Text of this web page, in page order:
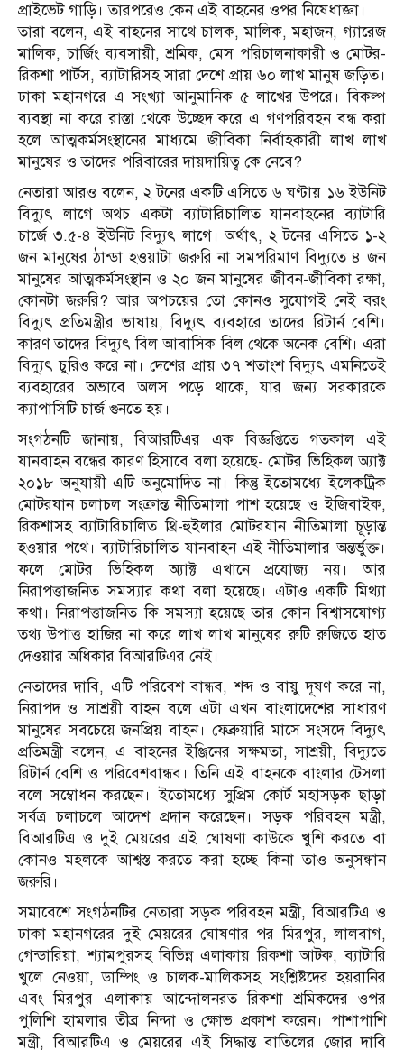
প্রাইভেট গাড়ি। তারপরেও কেন এই বাহনের ওপর নিষেধাজ্ঞা।
তারা বলেন, এই বাহনের সাথে চালক, মালিক, মহাজন, গ্যারেজ
মালিক, চার্জিং ব্যবসায়ী, শ্রমিক, মেস পরিচালনাকারী ও মোটর-
রিকশা পার্টস, ব্যাটারিসহ সারা দেশে প্রায় ৬০ লাখ মানুষ জড়িত।
ঢাকা মহানগরে এ সংখ্যা আনুমানিক ৫ লাখের উপরে। বিকল্প
ব্যবস্থা না করে রাস্তা থেকে উচ্ছেদ করে এ গণপরিবহন বন্ধ করা
হলে আত্মকর্মসংস্থানের মাধ্যমে জীবিকা নির্বাহকারী লাখ লাখ
মানুষের ও তাদের পরিবারের দায়দায়িত্ব কে নেবে?
নেতারা আরও বলেন, ২ টনের একটি এসিতে ৬ ঘণ্টায় ১৬ ইউনিট
বিদ্যুৎ লাগে অথচ একটা ব্যাটারিচালিত যানবাহনের ব্যাটারি
চার্জে ৩.৫-৪ ইউনিট বিদ্যুৎ লাগে। অর্থাৎ, ২ টনের এসিতে ১-২
জন মানুষের ঠান্ডা হওয়াটা জরুরি না সমপরিমাণ বিদ্যুতে ৪ জন
মানুষের আত্মকর্মসংস্থান ও ২০ জন মানুষের জীবন-জীবিকা রক্ষা,
কোনটা জরুরি? আর অপচয়ের তো কোনও সুযোগই নেই বরং
বিদ্যুৎ প্রতিমন্ত্রীর ভাষায়, বিদ্যুৎ ব্যবহারে তাদের রিটার্ন বেশি।
কারণ তাদের বিদ্যুৎ বিল আবাসিক বিল থেকে অনেক বেশি। এরা
বিদ্যুৎ চুরিও করে না। দেশের প্রায় ৩৭ শতাংশ বিদ্যুৎ এমনিতেই
ব্যবহারের অভাবে অলস পড়ে থাকে, যার জন্য সরকারকে
ক্যাপাসিটি চার্জ গুনতে হয়।
সংগঠনটি জানায়, বিআরটিএর এক বিজ্ঞপ্তিতে গতকাল এই
যানবাহন বন্ধের কারণ হিসাবে বলা হয়েছে- মোটর ভিহিকল অ্যাক্ট
২০১৮ অনুযায়ী এটি অনুমোদিত না। কিন্তু ইতোমধ্যে ইলেকট্রিক
মোটরযান চলাচল সংক্রান্ত নীতিমালা পাশ হয়েছে ও ইজিবাইক,
রিকশাসহ ব্যাটারিচালিত থ্রি-হুইলার মোটরযান নীতিমালা চূড়ান্ত
হওয়ার পথে। ব্যাটারিচালিত যানবাহন এই নীতিমালার অন্তর্ভুক্ত।
ফলে মোটর ভিহিকল অ্যাক্ট এখানে প্রযোজ্য নয়। আর
নিরাপত্তাজনিত সমস্যার কথা বলা হয়েছে। এটাও একটি মিথ্যা
কথা। নিরাপত্তাজনিত কি সমস্যা হয়েছে তার কোন বিশ্বাসযোগ্য
তথ্য উপাত্ত হাজির না করে লাখ লাখ মানুষের রুটি রুজিতে হাত
দেওয়ার অধিকার বিআরটিএর নেই।
নেতাদের দাবি, এটি পরিবেশ বান্ধব, শব্দ ও বায়ু দূষণ করে না,
নিরাপদ ও সাশ্রয়ী বাহন বলে এটা এখন বাংলাদেশের সাধারণ
মানুষের সবচেয়ে জনপ্রিয় বাহন। ফেব্রুয়ারি মাসে সংসদে বিদ্যুৎ
প্রতিমন্ত্রী বলেন, এ বাহনের ইঞ্জিনের সক্ষমতা, সাশ্রয়ী, বিদ্যুতে
রিটার্ন বেশি ও পরিবেশবান্ধব। তিনি এই বাহনকে বাংলার টেসলা
বলে সম্বোধন করছেন। ইতোমধ্যে সুপ্রিম কোর্ট মহাসড়ক ছাড়া
সর্বত্র চলাচলে আদেশ প্রদান করেছেন। সড়ক পরিবহন মন্ত্রী,
বিআরটিএ ও দুই মেয়রের এই ঘোষণা কাউকে খুশি করতে বা
কোনও মহলকে আশ্বস্ত করতে করা হচ্ছে কিনা তাও অনুসন্ধান
জরুরি।
সমাবেশে সংগঠনটির নেতারা সড়ক পরিবহন মন্ত্রী, বিআরটিএ ও
ঢাকা মহানগরের দুই মেয়রের ঘোষণার পর মিরপুর, লালবাগ,
গেন্ডারিয়া, শ্যামপুরসহ বিভিন্ন এলাকায় রিকশা আটক, ব্যাটারি
খুলে নেওয়া, ডাম্পিং ও চালক-মালিকসহ সংশ্লিষ্টদের হয়রানির
এবং মিরপুর এলাকায় আন্দোলনরত রিকশা শ্রমিকদের ওপর
পুলিশি হামলার তীব্র নিন্দা ও ক্ষোভ প্রকাশ করেন। পাশাপাশি
মন্ত্রী, বিআরটিএ ও মেয়রের এই সিদ্ধান্ত বাতিলের জোর দাবি